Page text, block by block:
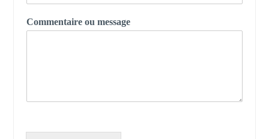
Commentaire ou message